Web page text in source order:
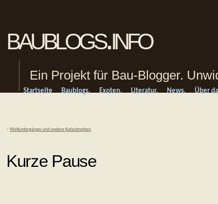
baublogs.info
Ein Projekt für Bau-Blogger.
Startseite Baublogs. Exoten. Literatur. News. Über
« Weltuntergänge und andere Katastrophen
Kurze Pause